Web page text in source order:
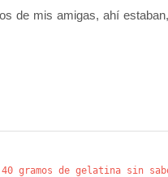
de mis amigas, ahí
40 gramos de gelatina sin